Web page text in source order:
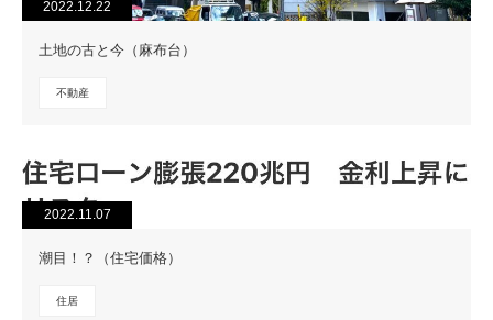
2022.12.22
土地の古と今（麻布台）
不動産
2022.11.07
潮目！？（住宅価格）
住居